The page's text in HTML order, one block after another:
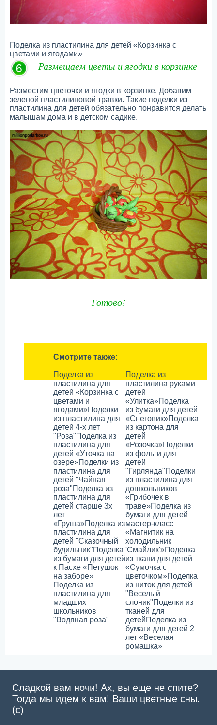
Поделка из пластилина для детей «Корзинка с
цветами и ягодами»
Размещаем цветы и ягодки в корзинке
Разместим цветочки и ягодки в корзинке. Добавим
зеленой пластилиновой травки. Такие поделки из
пластилина для детей обязательно понравится делать
малышам дома и в детском садике.
Готово!
Смотрите также:
Поделка из
пластилина для
детей «Корзинка с
цветами и
ягодами»Поделки
из пластилина для
детей 4-х лет
"Роза"Поделка из
пластилина для
детей «Уточка на
озере»Поделки из
пластилина для
детей "Чайная
роза"Поделка из
пластилина для
детей старше 3х
лет
«Груша»Поделка из
пластилина для
детей "Сказочный
будильник"Поделка
из бумаги для детей
к Пасхе «Петушок
на заборе»
Поделка из
пластилина для
младших
школьников
"Водяная роза"
Поделка из
пластилина руками
детей
«Улитка»Поделка
из бумаги для детей
«Снеговик»Поделка
из картона для
детей
«Розочка»Поделки
из фольги для
детей
"Гирлянда"Поделки
из пластилина для
дошкольников
«Грибочек в
траве»Поделка из
бумаги для детей
мастер-класс
«Магнитик на
холодильник
'Смайлик'»Поделка
из ткани для детей
«Сумочка с
цветочком»Поделка
из ниток для детей
"Веселый
слоник"Поделки из
тканей для
детейПоделка из
бумаги для детей 2
лет «Веселая
ромашка»
Сладкой вам ночи! Ах, вы еще не спите?
Тогда мы идем к вам! Ваши цветные сны.
(с)